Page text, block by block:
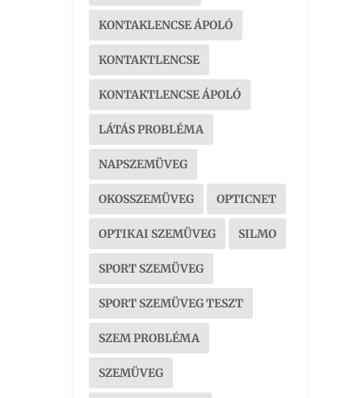
KONTAKLENCSE ÁPOLÓ
KONTAKTLENCSE
KONTAKTLENCSE ÁPOLÓ
LÁTÁS PROBLÉMA
NAPSZEMÜVEG
OKOSSZEMÜVEG OPTICNET
OPTIKAI SZEMÜVEG SILMO
SPORT SZEMÜVEG
SPORT SZEMÜVEG TESZT
SZEM PROBLÉMA
SZEMÜVEG